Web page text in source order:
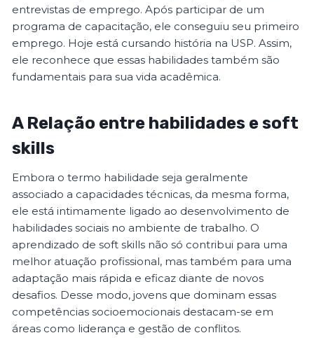
entrevistas de emprego. Após participar de um
programa de capacitação, ele conseguiu seu primeiro
emprego. Hoje está cursando história na USP. Assim,
ele reconhece que essas habilidades também são
fundamentais para sua vida acadêmica.
A Relação entre habilidades e soft
skills
Embora o termo habilidade seja geralmente
associado a capacidades técnicas, da mesma forma,
ele está intimamente ligado ao desenvolvimento de
habilidades sociais no ambiente de trabalho. O
aprendizado de soft skills não só contribui para uma
melhor atuação profissional, mas também para uma
adaptação mais rápida e eficaz diante de novos
desafios. Desse modo, jovens que dominam essas
competências socioemocionais destacam-se em
áreas como liderança e gestão de conflitos.